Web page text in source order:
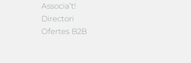
Associa’t!
Directori
Ofertes B2B